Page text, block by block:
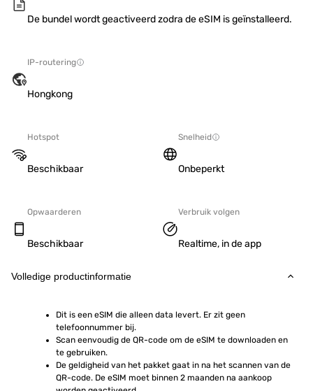
De bundel wordt geactiveerd zodra de eSIM is geïnstalleerd.
IP-routering
Hongkong
Hotspot
Beschikbaar
Snelheid
Onbeperkt
Opwaarderen
Beschikbaar
Verbruik volgen
Realtime, in de app
Volledige productinformatie
Dit is een eSIM die alleen data levert. Er zit geen
telefoonnummer bij.
Scan eenvoudig de QR-code om de eSIM te downloaden en
te gebruiken.
De geldigheid van het pakket gaat in na het scannen van de
QR-code. De eSIM moet binnen 2 maanden na aankoop